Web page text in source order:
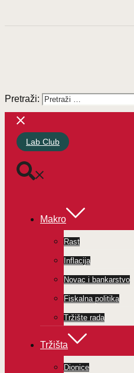
Pretraži:
Lab Club
Makro
Rast
Inflacija
Novac i bankarstvo
Fiskalna politika
Tržište rada
Tržišta
Dionice